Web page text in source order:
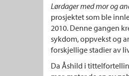
Lørdager med mor og
prosjektet som ble
2010. Denne gangen
sykdom, oppvekst og
forskjellige stadier av
Da Åshild i